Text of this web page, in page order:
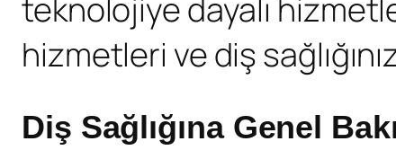
teknolojiye dayalı
hizmetleri ve diş
Diş SağlığınaGenel